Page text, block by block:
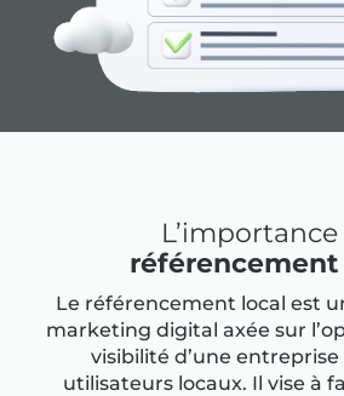
référencement
Le référencement local est
marketing digital axée sur
visibilité d’une
utilisateurs locaux. Il vise à